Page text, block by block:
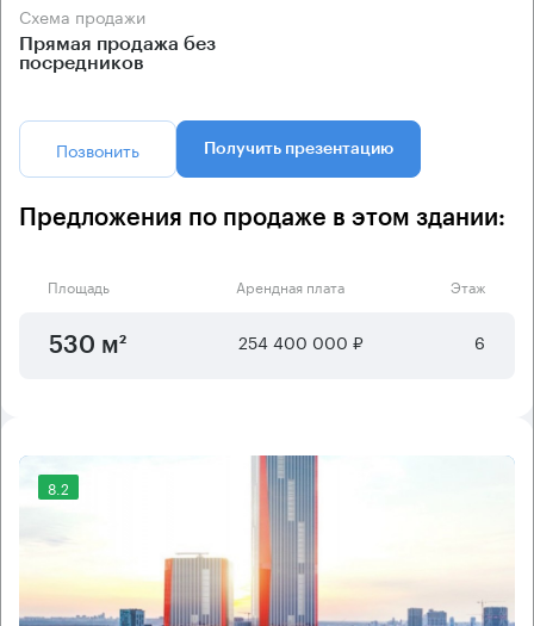
Схема продажи
Прямая продажа без
посредников
Позвонить Получить презентацию
Предложения по продаже в этом здании:
Площадь Арендная плата Этаж
530 м² 254 400 000 ₽ 6
8.2